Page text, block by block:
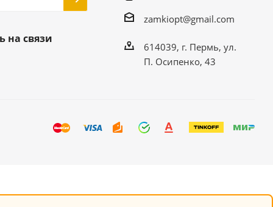
на связи
zamkiopt@gmail.com
614039, г. Пермь, ул.
П. Осипенко, 43